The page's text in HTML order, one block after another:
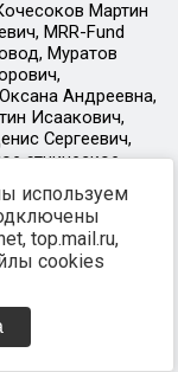
используем
top.mail.ru,
cookies